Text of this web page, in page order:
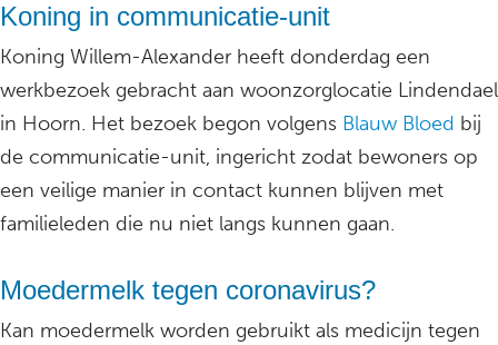
Koning in communicatie-unit
Koning Willem-Alexander heeft donderdag een
werkbezoek gebracht aan woonzorglocatie Lindendael
in Hoorn. Het bezoek begon volgens Blauw Bloed bij
de communicatie-unit, ingericht zodat bewoners op
een veilige manier in contact kunnen blijven met
familieleden die nu niet langs kunnen gaan.
Moedermelk tegen coronavirus?
Kan moedermelk worden gebruikt als medicijn tegen